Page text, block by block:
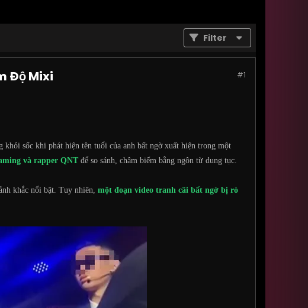
Filter
#1
Độ Mixi
sốc khi phát hiện tên tuổi của anh bất ngờ xuất hiện trong một
và rapper QNT để so sánh, châm biếm bằng ngôn từ dung tục.
khắc nổi bật. Tuy nhiên, một đoạn video tranh cãi bất ngờ bị rò